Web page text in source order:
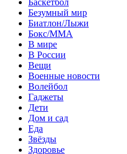
Безумный мир
Биатлон/Лыжи
Бокс/MMA
В мире
В России
Вещи
Военные новости
Волейбол
Гаджеты
Дети
Дом и сад
Еда
Звёзды
Здоровье